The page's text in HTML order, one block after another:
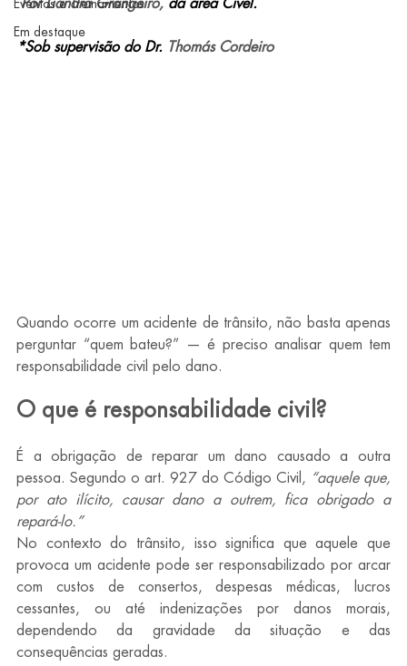
Eventos e Treinamentos
Em destaque
Por Liandra Grangeiro, da área Cível.
*Sob supervisão do Dr. Thomás Cordeiro
Quando ocorre um acidente de trânsito, não basta apenas
perguntar “quem bateu?” — é preciso analisar quem tem
responsabilidade civil pelo dano.
O que é responsabilidade civil?
É a obrigação de reparar um dano causado a outra
pessoa. Segundo o art. 927 do Código Civil, “aquele que,
por ato ilícito, causar dano a outrem, fica obrigado a
repará-lo.”
No contexto do trânsito, isso significa que aquele que
provoca um acidente pode ser responsabilizado por arcar
com custos de consertos, despesas médicas, lucros
cessantes, ou até indenizações por danos morais,
dependendo da gravidade da situação e das
consequências geradas.